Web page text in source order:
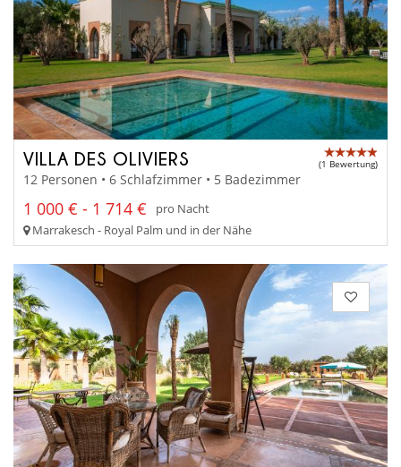
VILLA DES OLIVIERS (1 Bewertung)
12 Personen • 6 Schlafzimmer • 5 Badezimmer
1 000 € - 1 714 €
pro Nacht
Marrakesch - Royal Palm und in der Nähe